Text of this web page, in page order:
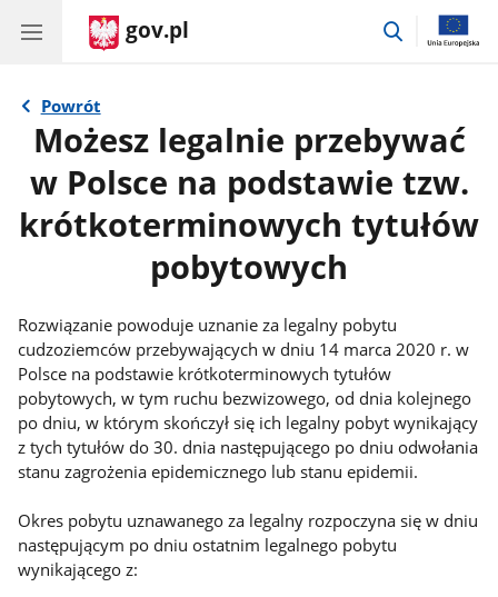
gov.pl
przejdź
Powrót
Możesz legalnie przebywać
w Polsce na podstawie tzw.
krótkoterminowych tytułów
pobytowych
Rozwiązanie powoduje uznanie za legalny pobytu
cudzoziemców przebywających w dniu 14 marca 2020 r. w
Polsce na podstawie krótkoterminowych tytułów
pobytowych, w tym ruchu bezwizowego, od dnia kolejnego
po dniu, w którym skończył się ich legalny pobyt wynikający
z tych tytułów do 30. dnia następującego po dniu odwołania
stanu zagrożenia epidemicznego lub stanu epidemii.
Informacje:
Okres pobytu uznawanego za legalny rozpoczyna się w dniu
następującym po dniu ostatnim legalnego pobytu
wynikającego z: